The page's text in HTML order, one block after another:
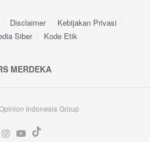
Disclaimer
Kebijakan Privasi
Siber
Kode Etik
MERDEKA
Indonesia Group